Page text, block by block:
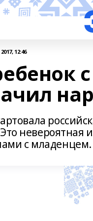
12:46
невероятная
с младенцем.